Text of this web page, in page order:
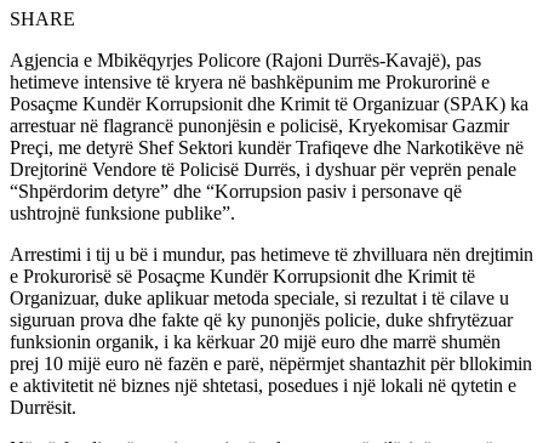
SHARE
Agjencia e Mbikëqyrjes Policore (Rajoni Durrës-Kavajë), pas
hetimeve intensive të kryera në bashkëpunim me Prokurorinë e
Posaçme Kundër Korrupsionit dhe Krimit të Organizuar (SPAK) ka
arrestuar në flagrancë punonjësin e policisë, Kryekomisar Gazmir
Preçi, me detyrë Shef Sektori kundër Trafiqeve dhe Narkotikëve në
Drejtorinë Vendore të Policisë Durrës, i dyshuar për veprën penale
“Shpërdorim detyre” dhe “Korrupsion pasiv i personave që
ushtrojnë funksione publike”.
Arrestimi i tij u bë i mundur, pas hetimeve të zhvilluara nën drejtimin
e Prokurorisë së Posaçme Kundër Korrupsionit dhe Krimit të
Organizuar, duke aplikuar metoda speciale, si rezultat i të cilave u
siguruan prova dhe fakte që ky punonjës policie, duke shfrytëzuar
funksionin organik, i ka kërkuar 20 mijë euro dhe marrë shumën
prej 10 mijë euro në fazën e parë, nëpërmjet shantazhit për bllokimin
e aktivitetit në biznes një shtetasi, posedues i një lokali në qytetin e
Durrësit.